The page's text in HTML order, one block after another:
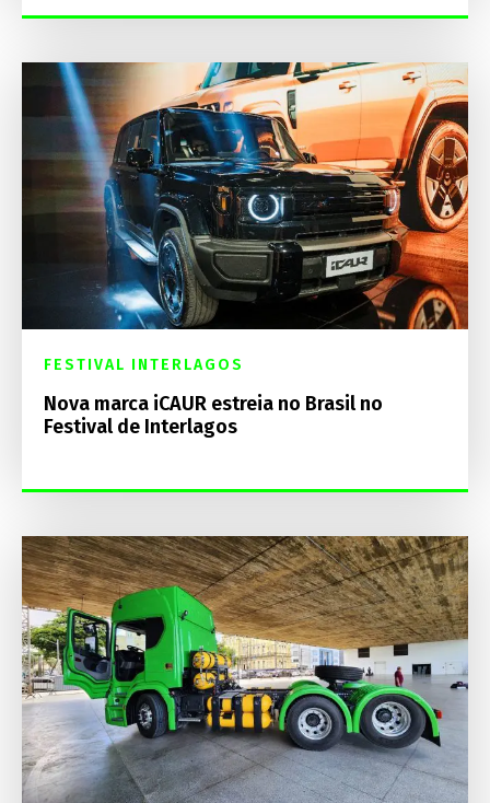
FESTIVAL INTERLAGOS
Nova marca iCAUR estreia no Brasil no
Festival de Interlagos